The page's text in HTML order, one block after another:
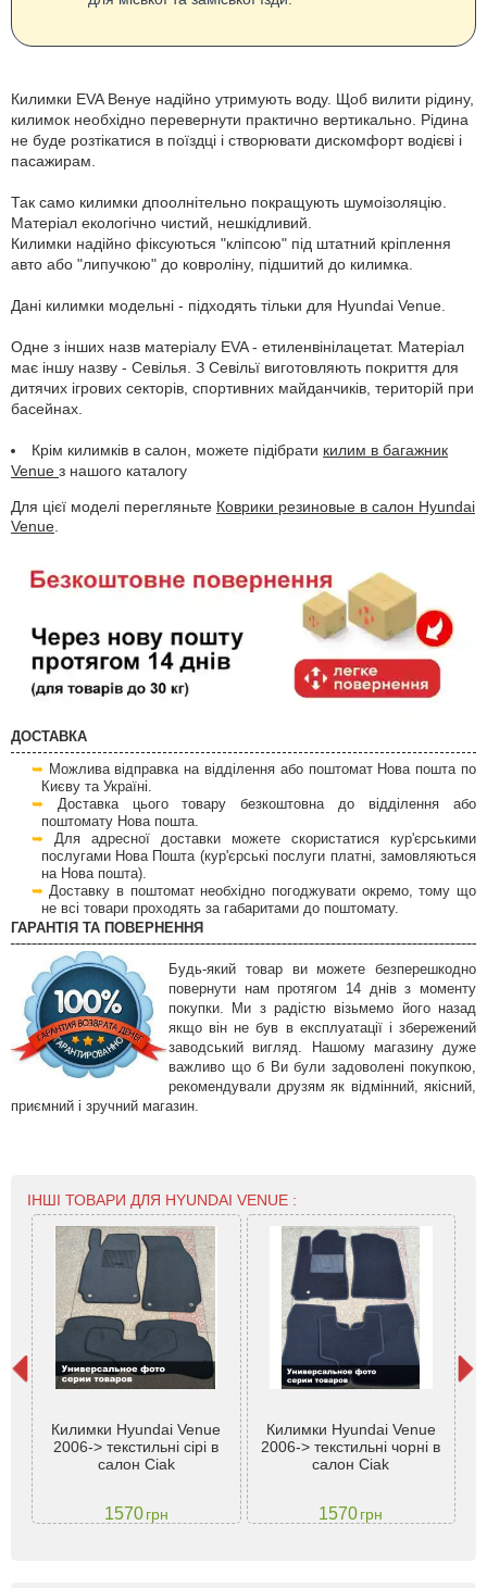
Килимки EVA Венуе надійно утримують воду. Щоб вилити рідину,
килимок необхідно перевернути практично вертикально. Рідина
не буде розтікатися в поїздці і створювати дискомфорт водієві і
пасажирам.
Так само килимки дпоолнітельно покращують шумоізоляцію.
Матеріал екологічно чистий, нешкідливий.
Килимки надійно фіксуються "кліпсою" під штатний кріплення
авто або "липучкою" до ковроліну, підшитий до килимка.
Дані килимки модельні - підходять тільки для Hyundai Venue.
Одне з інших назв матеріалу EVA - етиленвінілацетат. Матеріал
має іншу назву - Севілья. З Севільї виготовляють покриття для
дитячих ігрових секторів, спортивних майданчиків, територій при
басейнах.
Крім килимків в салон, можете підібрати килим в багажник
Venue з нашого каталогу
Для цієї моделі перегляньте Коврики резиновые в салон Hyundai
Venue
ДОСТАВКА
Можлива відправка на відділення або поштомат Нова пошта по
Києву та Україні.
Доставка цього товару безкоштовна до відділення або
поштомату Нова пошта.
Для адресної доставки можете скористатися кур'єрськими
послугами Нова Пошта (кур'єрські послуги платні, замовляються
на Нова пошта).
Доставку в поштомат необхідно погоджувати окремо, тому що
не всі товари проходять за габаритами до поштомату.
ГАРАНТІЯ ТА ПОВЕРНЕННЯ
Будь-який товар ви можете безперешкодно
повернути нам протягом 14 днів з моменту
покупки. Ми з радістю візьмемо його назад
якщо він не був в експлуатації і збережений
заводський вигляд. Нашому магазину дуже
важливо що б Ви були задоволені покупкою,
рекомендували друзям як відмінний, якісний,
приємний і зручний магазин.
ІНШІ ТОВАРИ ДЛЯ HYUNDAI VENUE :
Килимки Hyundai Venue
2006-> текстильні сірі в
салон Ciak
1570 грн
Килимки Hyundai Venue
2006-> текстильні чорні в
салон Ciak
1570грн